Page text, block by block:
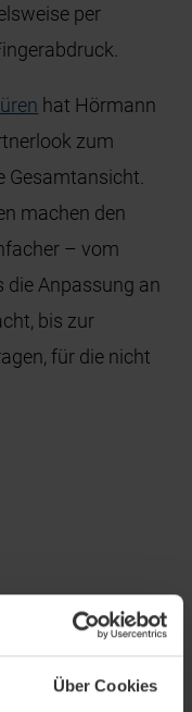
Über Cookies
per
hat Hörmann
zum
machen den
– vom
die Anpassung an
bis zur
für die nicht